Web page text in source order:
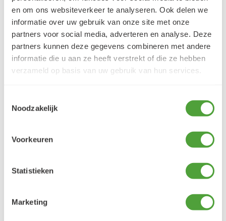
en om ons websiteverkeer te analyseren. Ook delen we
informatie over uw gebruik van onze site met onze
partners voor social media, adverteren en analyse. Deze
partners kunnen deze gegevens combineren met andere
informatie die u aan ze heeft verstrekt of die ze hebben
verzameld op basis van uw gebruik van hun services.
Noodzakelijk
Voorkeuren
Statistieken
Marketing
Bel:0341 493 575